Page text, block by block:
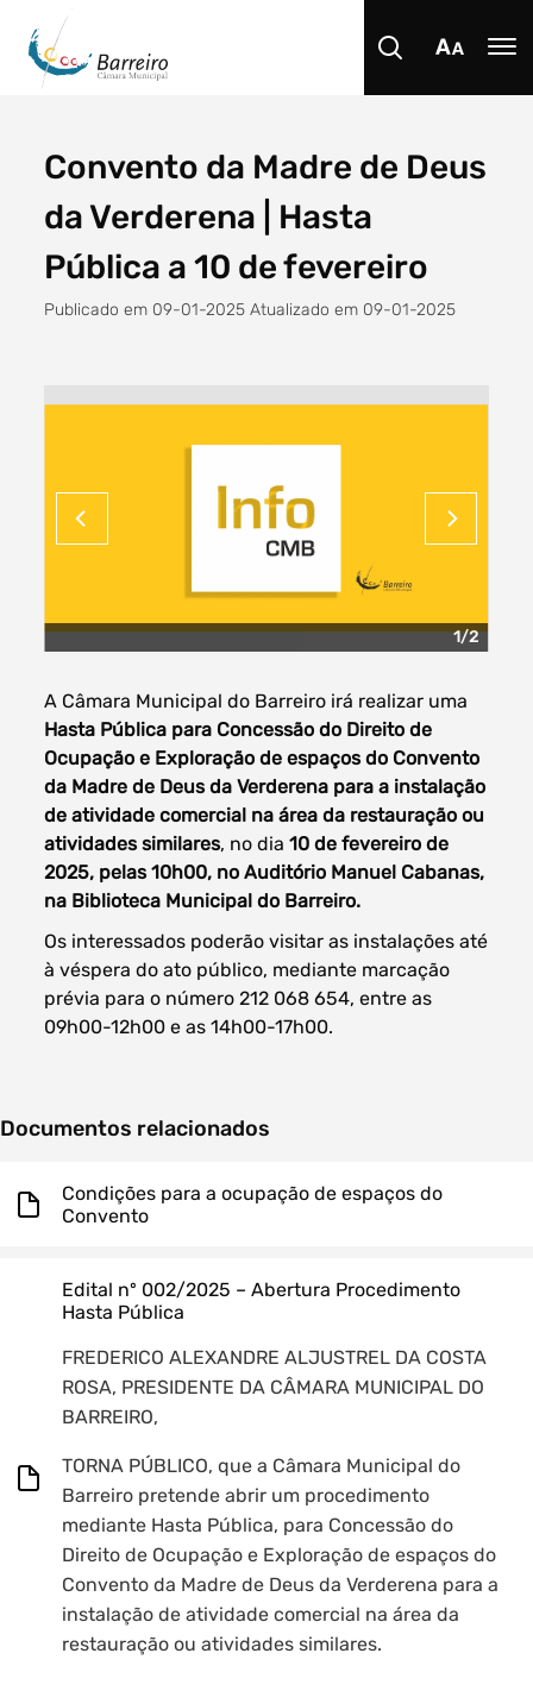
Procurar
Filtro dos anos
Filtros dos meses
data
procurar
Convento da Madre de Deus
da Verderena | Hasta
Pública a 10 de fevereiro
Publicado em 09-01-2025 Atualizado em 09-01-2025
1/2
A Câmara Municipal do Barreiro irá realizar uma
Hasta Pública para Concessão do Direito de
Ocupação e Exploração de espaços do Convento
da Madre de Deus da Verderena para a instalação
de atividade comercial na área da restauração ou
atividades similares, no dia10 de fevereiro de
2025, pelas 10h00, no Auditório Manuel Cabanas,
na Biblioteca Municipal do Barreiro.
Os interessados poderão visitar as instalações até
à véspera do ato público, mediante marcação
prévia para o número 212 068 654, entre as
09h00-12h00 e as 14h00-17h00.
Documentos relacionados
Condições para a ocupação de espaços do
Convento
Edital nº 002/2025 – Abertura Procedimento
Hasta Pública
FREDERICO ALEXANDRE ALJUSTREL DA COSTA
ROSA, PRESIDENTE DA CÂMARA MUNICIPAL DO
BARREIRO,
TORNA PÚBLICO, que a Câmara Municipal do
Barreiro pretende abrir um procedimento
mediante Hasta Pública, para Concessão do
Direito de Ocupação e Exploração de espaços do
Convento da Madre de Deus da Verderena para a
instalação de atividade comercial na área da
restauração ou atividades similares.